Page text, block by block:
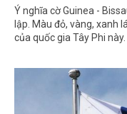
Ý nghĩa cờ Guinea -
lập. Màu đỏ, vàng, xanh
của quốc gia Tây Phi này.